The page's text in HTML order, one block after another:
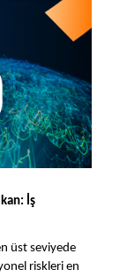
İş
üst seviyede
riskleri en